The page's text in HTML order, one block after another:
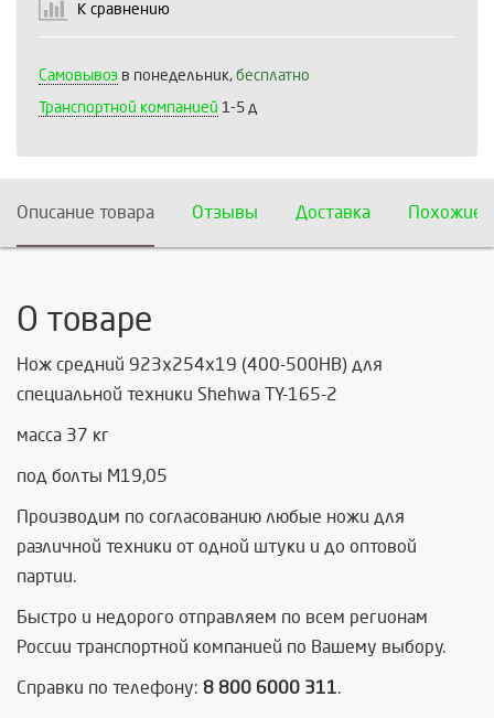
К сравнению
Самовывоз в понедельник, бесплатно
Транспортной компанией 1-5 д
Описание товара Отзывы Доставка Похожие
О товаре
Нож средний 923х254х19 (400-500HB) для
специальной техники Shehwa TY-165-2
масса 37 кг
под болты М19,05
Производим по согласованию любые ножи для
различной техники от одной штуки и до оптовой
партии.
Быстро и недорого отправляем по всем регионам
России транспортной компанией по Вашему выбору.
Справки по телефону: 8 800 6000 311.